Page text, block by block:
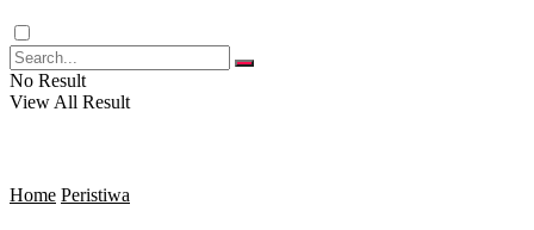
SOSOK
No Result
View All Result
Home Peristiwa